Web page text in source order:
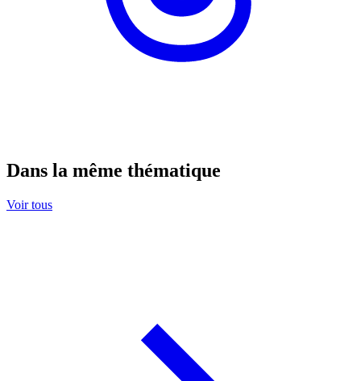
Dans la même thématique
Voir tous